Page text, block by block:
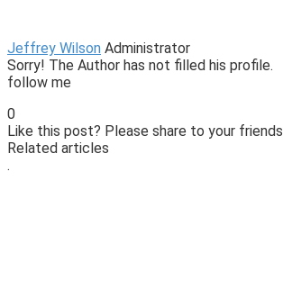
Jeffrey Wilson Administrator
Sorry! The Author has not filled his profile.
follow me
0
Like this post? Please share to your
Related articles
.